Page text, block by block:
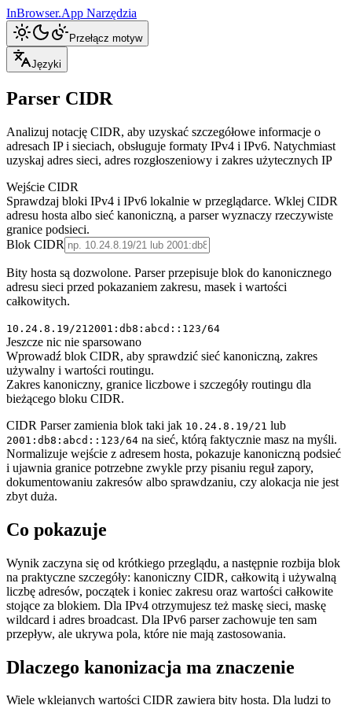
InBrowser.App Narzędzia
Przełącz motyw
Języki
Parser CIDR
Analizuj notację CIDR, aby uzyskać szczegółowe informacje o
adresach IP i sieciach, obsługuje formaty IPv4 i IPv6. Natychmiast
uzyskaj adres sieci, adres rozgłoszeniowy i zakres użytecznych IP
Wejście CIDR
Sprawdzaj bloki IPv4 i IPv6 lokalnie w przeglądarce. Wklej CIDR
adresu hosta albo sieć kanoniczną, a parser wyznaczy rzeczywiste
granice podsieci.
Blok CIDR
Bity hosta są dozwolone. Parser przepisuje blok do kanonicznego
adresu sieci przed pokazaniem zakresu, masek i wartości
całkowitych.
10.24.8.19/21 2001:db8:abcd::123/64
Jeszcze nic nie sparsowano
Wprowadź blok CIDR, aby sprawdzić sieć kanoniczną, zakres
używalny i wartości routingu.
Zakres kanoniczny, granice liczbowe i szczegóły routingu dla
bieżącego bloku CIDR.
CIDR Parser zamienia blok taki jak 10.24.8.19/21 lub
2001:db8:abcd::123/64 na sieć, którą faktycznie masz na myśli.
Normalizuje wejście z adresem hosta, pokazuje kanoniczną podsieć
i ujawnia granice potrzebne zwykle przy pisaniu reguł zapory,
dokumentowaniu zakresów albo sprawdzaniu, czy alokacja nie jest
zbyt duża.
Co pokazuje
Wynik zaczyna się od krótkiego przeglądu, a następnie rozbija blok
na praktyczne szczegóły: kanoniczny CIDR, całkowitą i używalną
liczbę adresów, początek i koniec zakresu oraz wartości całkowite
stojące za blokiem. Dla IPv4 otrzymujesz też maskę sieci, maskę
wildcard i adres broadcast. Dla IPv6 parser zachowuje ten sam
przepływ, ale ukrywa pola, które nie mają zastosowania.
Dlaczego kanonizacja ma znaczenie
Wiele wklejanych wartości CIDR zawiera bity hosta. Dla ludzi to